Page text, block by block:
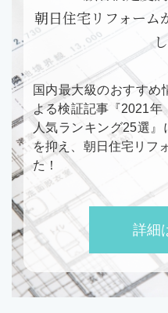
朝日住宅リフォーム
国内最大級のおすすめ
よる検証記事『2021年
人気ランキング25選』
を抑え、朝日住宅リフ
た！
詳細